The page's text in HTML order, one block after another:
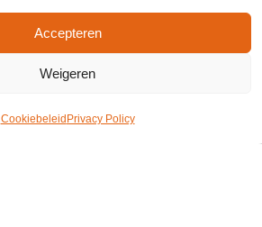
Accepteren
Weigeren
Cookiebeleid Privacy Policy